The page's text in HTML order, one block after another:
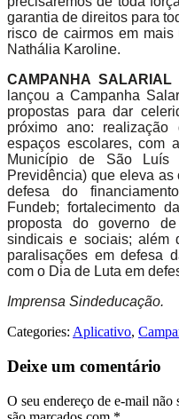
garantia de direitos para
risco de cairmos em mais
Nathália Karoline.
CAMPANHA SALARIAL
lançou a Campanha
propostas para dar
próximo ano: realização
espaços escolares, com
Município de São Luís
Previdência) que eleva
defesa do
Fundeb; fortalecimento
proposta do governo
sindicais e sociais; além
paralisações em defesa
com o Dia de Luta em
Imprensa Sindeducação.
Categories: Aplicativo,
Deixe um comentário
O seu endereço de e-mail não